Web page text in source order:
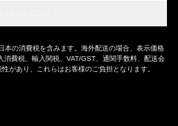
の消費税を含みます。海外配送の場合、表示価格
消費税、輸入関税、VAT/GST、通関手数料、配送会
があり、これらはお客様のご負担となります。